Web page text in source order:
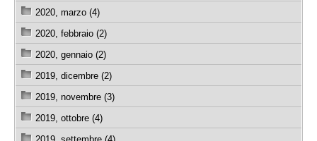
2020, marzo (4)
2020, febbraio (2)
2020, gennaio (2)
2019, dicembre (2)
2019, novembre (3)
2019, ottobre (4)